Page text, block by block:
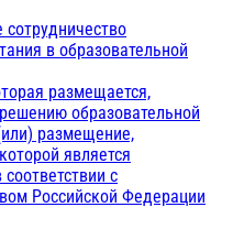
в образовательной
размещается,
образовательной
размещение,
является
с
Российской Федерации